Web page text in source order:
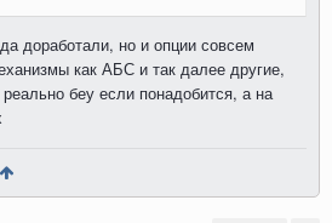
доработали, но и опции совсем
как АБС и так далее другие,
беу если понадобится, а на